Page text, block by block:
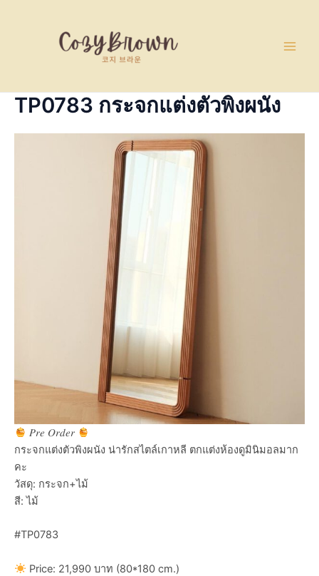
TP0783 กระจกแต่งตัวพิงผนัง
𝑃𝑟𝑒 𝑂𝑟𝑑𝑒𝑟
กระจกแต่งตัวพิงผนัง น่ารักสไตล์เกาหลี ตกแต่งห้องดูมินิมอลมาก
คะ
วัสดุ: กระจก+ไม้
สี: ไม้
#TP0783
Price: 21,990 บาท (80*180 cm.)